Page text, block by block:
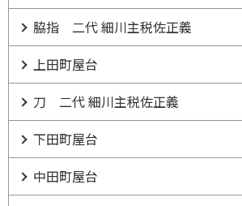
脇指 二代 細川主税佐正義
上田町屋台
刀 二代 細川主税佐正義
下田町屋台
中田町屋台